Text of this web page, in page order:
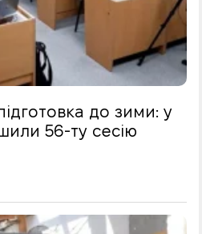
до зими: у
56-ту сесію